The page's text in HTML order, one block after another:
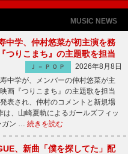
MUSIC NEWS
中学、仲村悠菜が初主演を務
つりこまち』の主題歌を担当
Ｊ－ＰＯＰ
2026年8月8日
中学が、メンバーの仲村悠菜が主
画『つりこまち』の主題歌を担当
表され、仲村のコメントと新規場
、山崎夏軌によるガールズフィッ
ガン … 続きを読む
、新曲「僕を探してた」配